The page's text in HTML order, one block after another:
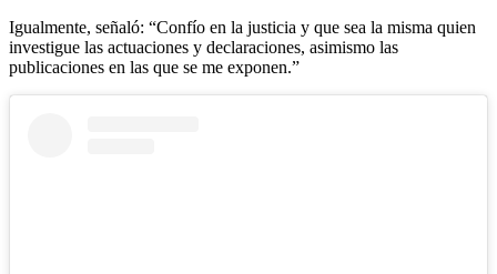
Igualmente, señaló: “Confío en la justicia y que sea la misma quien
investigue las actuaciones y declaraciones, asimismo las
publicaciones en las que se me exponen.”